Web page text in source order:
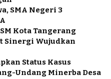
SMA Negeri 3
Kota Tangerang
Sinergi Wujudkan
Status Kasus
Undang Minerba Desa